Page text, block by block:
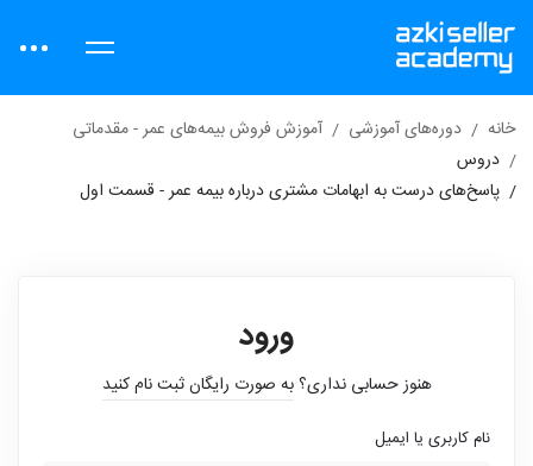
خانه دوره‌های آموزشی
آموزش فروش بیمه‌های عمر - مقدماتی
دروس
پاسخ‌های درست به ابهامات مشتری درباره بیمه عمر - قسمت اول
ورود
هنوز حسابی نداری؟به صورت رایگان ثبت نام کنید
نام کاربری یا ایمیل